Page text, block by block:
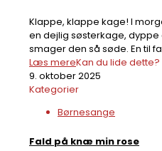
Klappe, klappe kage! I
en dejlig søsterkage, dyppe
smager den så søde. En til
Kan du lide dette?
Læs mere
9. oktober 2025
Kategorier
Børnesange
Fald på knæ min rose